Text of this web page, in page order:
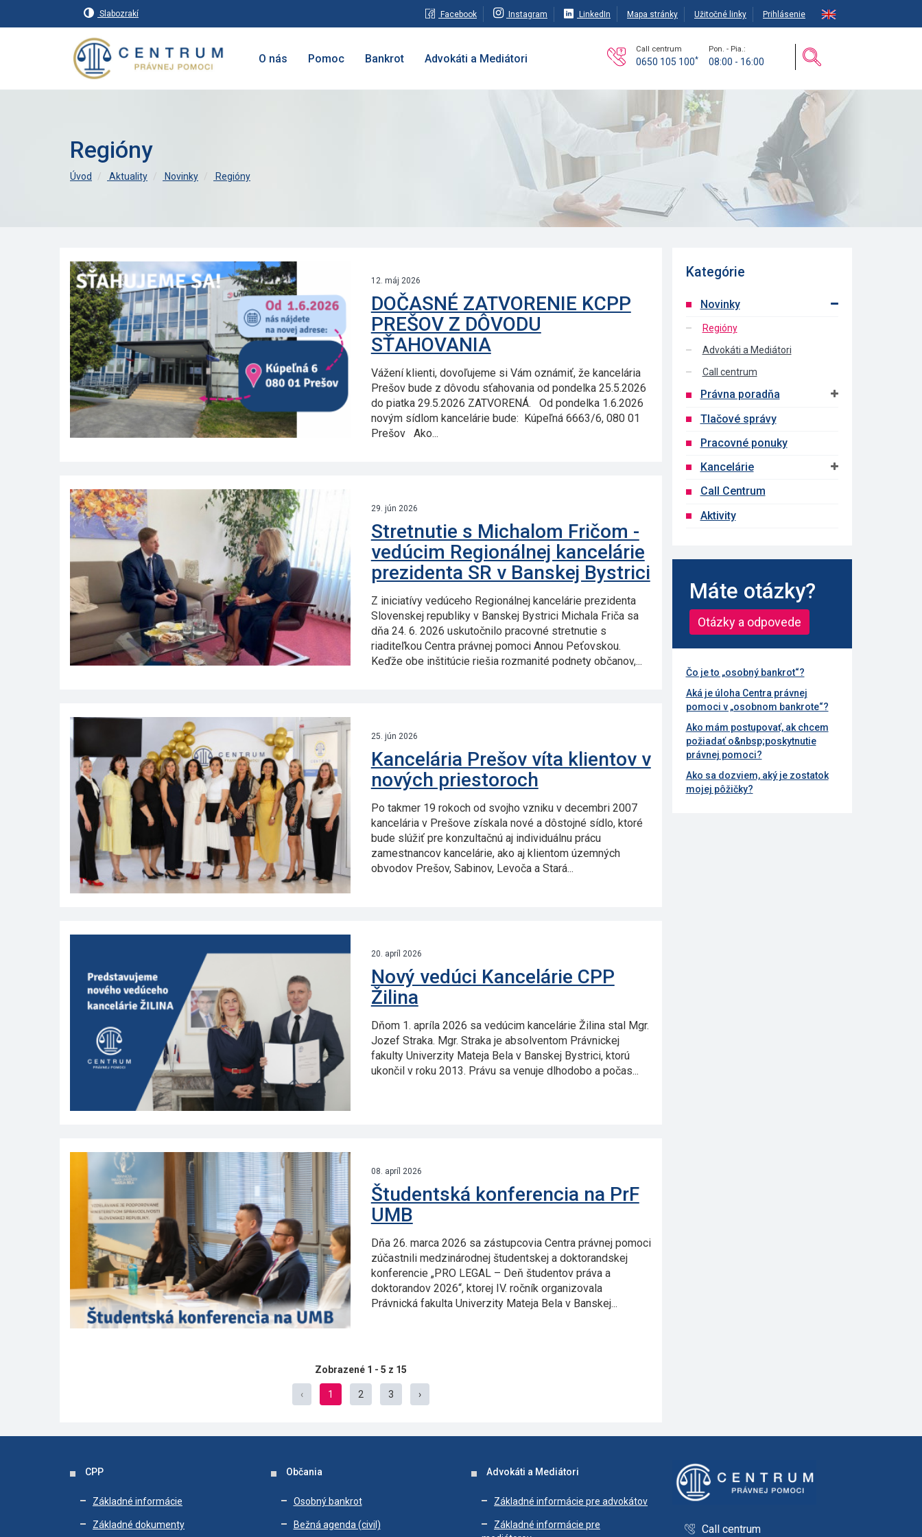
Slabozrakí Facebook Instagram LinkedIn Mapa stránky Užitočné linky Prihlásenie
O nás Pomoc Bankrot Advokáti a Mediátori
Call centrum
0650 105 100*
Pon. - Pia.:
08:00 - 16:00
Regióny
Úvod Aktuality Novinky Regióny
12. máj 2026
DOČASNÉ ZATVORENIE KCPP
PREŠOV Z DÔVODU
SŤAHOVANIA
Vážení klienti, dovoľujeme si Vám oznámiť, že kancelária
Prešov bude z dôvodu sťahovania od pondelka 25.5.2026
do piatka 29.5.2026 ZATVORENÁ. Od pondelka 1.6.2026
novým sídlom kancelárie bude: Kúpeľná 6663/6, 080 01
Prešov Ako...
29. jún 2026
Stretnutie s Michalom Fričom -
vedúcim Regionálnej kancelárie
prezidenta SR v Banskej Bystrici
Z iniciatívy vedúceho Regionálnej kancelárie prezidenta
Slovenskej republiky v Banskej Bystrici Michala Friča sa
dňa 24. 6. 2026 uskutočnilo pracovné stretnutie s
riaditeľkou Centra právnej pomoci Annou Peťovskou.
Keďže obe inštitúcie riešia rozmanité podnety občanov,...
25. jún 2026
Kancelária Prešov víta klientov v
nových priestoroch
Po takmer 19 rokoch od svojho vzniku v decembri 2007
kancelária v Prešove získala nové a dôstojné sídlo, ktoré
bude slúžiť pre konzultačnú aj individuálnu prácu
zamestnancov kancelárie, ako aj klientom územných
obvodov Prešov, Sabinov, Levoča a Stará...
20. apríl 2026
Nový vedúci Kancelárie CPP
Žilina
Dňom 1. apríla 2026 sa vedúcim kancelárie Žilina stal Mgr.
Jozef Straka. Mgr. Straka je absolventom Právnickej
fakulty Univerzity Mateja Bela v Banskej Bystrici, ktorú
ukončil v roku 2013. Právu sa venuje dlhodobo a počas...
08. apríl 2026
Študentská konferencia na PrF
UMB
Dňa 26. marca 2026 sa zástupcovia Centra právnej pomoci
zúčastnili medzinárodnej študentskej a doktorandskej
konferencie „PRO LEGAL – Deň študentov práva a
doktorandov 2026“, ktorej IV. ročník organizovala
Právnická fakulta Univerzity Mateja Bela v Banskej...
Zobrazené 1 - 5 z 15
‹ 1 2 3 ›
Kategórie
Novinky
Regióny
Advokáti a Mediátori
Call centrum
Právna poradňa
Tlačové správy
Pracovné ponuky
Kancelárie
Call Centrum
Aktivity
Máte otázky?
Otázky a odpovede
Čo je to „osobný bankrot“?
Aká je úloha Centra právnej
pomoci v „osobnom bankrote“?
Ako mám postupovať, ak chcem
požiadať o&nbsp;poskytnutie
právnej pomoci?
Ako sa dozviem, aký je zostatok
mojej pôžičky?
CPP
Základné informácie
Základné dokumenty
Občania
Osobný bankrot
Bežná agenda (civil)
Advokáti a Mediátori
Základné informácie pre advokátov
Základné informácie pre
Call centrum